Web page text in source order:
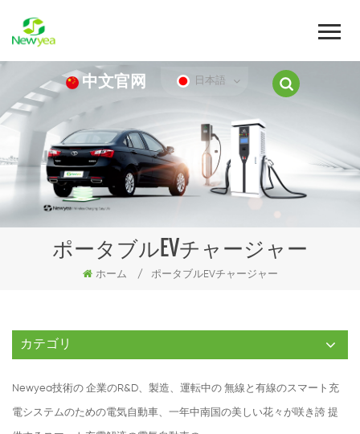
中文官网 日本語
ポータブルEVチャージャー
ホーム / ポータブルEVチャージャー
カテゴリ
Newyea技術の 企業のR&D、製造、運転中の 無線と有線のスマート充
電システムのための電気自動車、一年中南国の美しい花々が咲き誇 提